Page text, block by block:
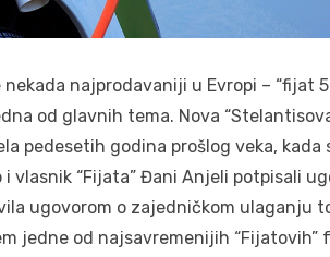
najprodavaniji u Evropi – “fijat
od glavnih tema. Nova
pedesetih godina prošlog veka, kada
vlasnik “Fijata” Đani Anjeli potpisali
ugovorom o zajedničkom ulaganju
jedne od najsavremenijih “Fijatovih”